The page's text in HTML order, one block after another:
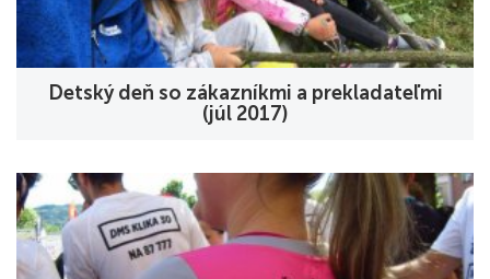
Detský deň so zákazníkmi a prekladateľmi
(júl 2017)